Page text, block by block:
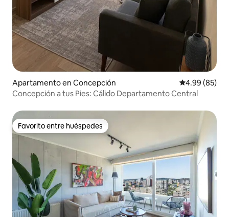
Apartamento en Concepción Calificación
4.99 (85)
Concepción a tus Pies: Cálido Departamento Central
Favorito entre huéspedes
Favorito entre huéspedes